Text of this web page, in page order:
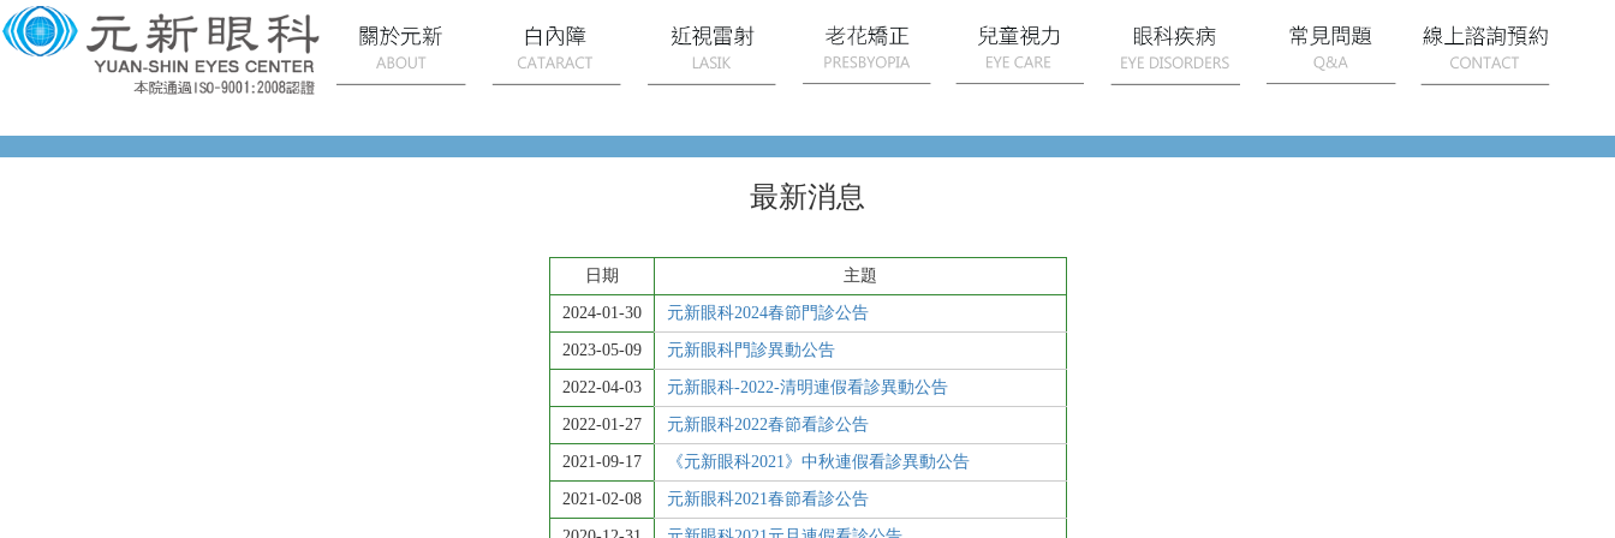
最新消息
日期 主題
2024-01-30 元新眼科2024春節門診公告
2023-05-09 元新眼科門診異動公告
2022-04-03 元新眼科-2022-清明連假看診異動公告
2022-01-27 元新眼科2022春節看診公告
2021-09-17 《元新眼科2021》中秋連假看診異動公告
2021-02-08 元新眼科2021春節看診公告